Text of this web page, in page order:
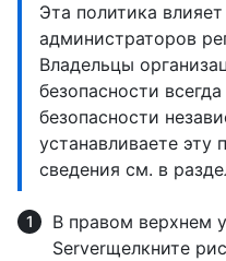
Эта политика
администраторов
Владельцы
безопасности
безопасности
устанавливаете эту
сведения см. в
В правом верхнем
Serverщелкните